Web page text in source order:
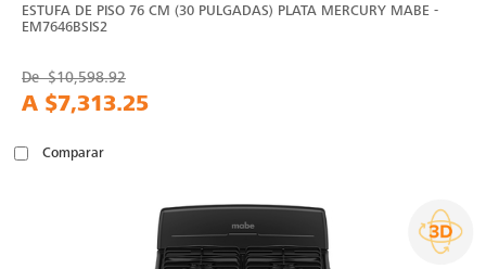
ESTUFA DE PISO 76 CM (30 PULGADAS) PLATA MERCURY MABE -
EM7646BSIS2
De$10,598.92
A $7,313.25
Comparar